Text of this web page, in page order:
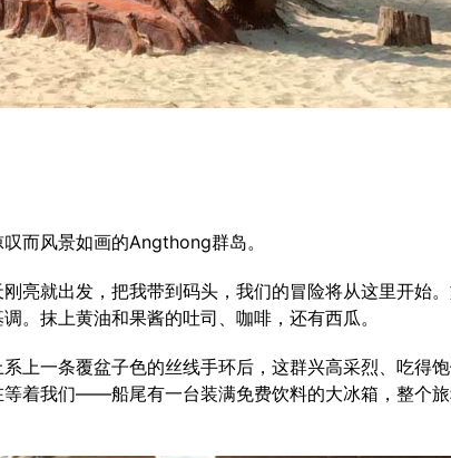
而风景如画的Angthong群岛。
亮就出发，把我带到码头，我们的冒险将从这里开始
。抹上黄油和果酱的吐司、咖啡，还有西瓜。
上一条覆盆子色的丝线手环后，这群兴高采烈、吃得
着我们——船尾有一台装满免费饮料的大冰箱，整个